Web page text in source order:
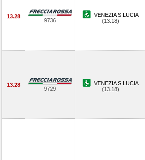
13.28
9736
VENEZIA S.LUCIA
(13.18)
13.28
9729
VENEZIA S.LUCIA
(13.18)